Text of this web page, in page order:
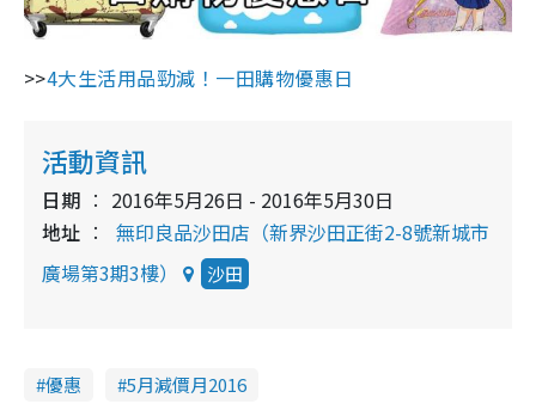
>>4大生活用品勁減！一田購物優惠日
活動資訊
日期
2016年5月26日 - 2016年5月30日
地址
無印良品沙田店（新界沙田正街2-8號新城市
廣場第3期3樓）
沙田
優惠 5月減價月2016